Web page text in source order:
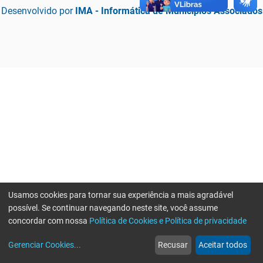
Desenvolvido por IMA - Informática de Municípios Associados
web
Notícias
more_horiz
Mais
Usamos cookies para tornar sua experiência a mais agradável
possível. Se continuar navegando neste site, você assume
concordar com nossa Política de Cookies e Política de privacidade
Gerenciar Cookies... Recusar Aceitar todos
Erro ao enviar informações, por favor tente novamente